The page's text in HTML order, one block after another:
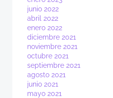
junio 2022
abril 2022
enero 2022
diciembre 2021
noviembre 2021
octubre 2021
septiembre 2021
agosto 2021
junio 2021
mayo 2021